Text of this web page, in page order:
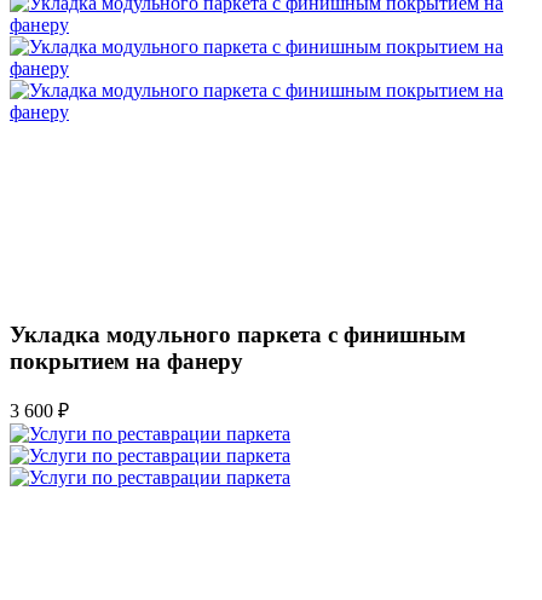
Укладка модульного паркета с финишным
покрытием на фанеру
3 600 ₽